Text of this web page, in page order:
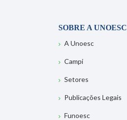
SOBRE A UNOESC
A Unoesc
Campi
Setores
Publicações Legais
Funoesc